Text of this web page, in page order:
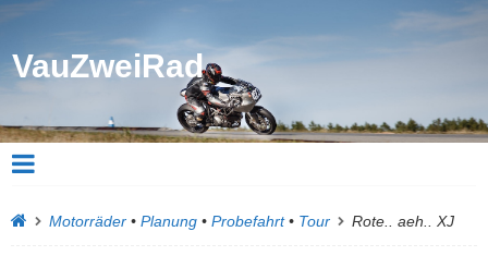
VauZweiRad
Motorräder • Planung • Probefahrt• Tour Rote.. aeh.. XJ